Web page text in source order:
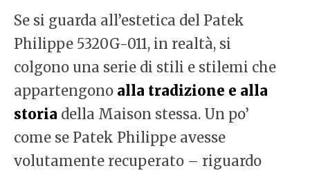
Se si guarda all’estetica del Patek
Philippe 5320G-011, in realtà, si
colgono una serie di stili e stilemi che
appartengono alla tradizione e alla
storia della Maison stessa. Un po’
come se Patek Philippe avesse
volutamente recuperato – riguardo